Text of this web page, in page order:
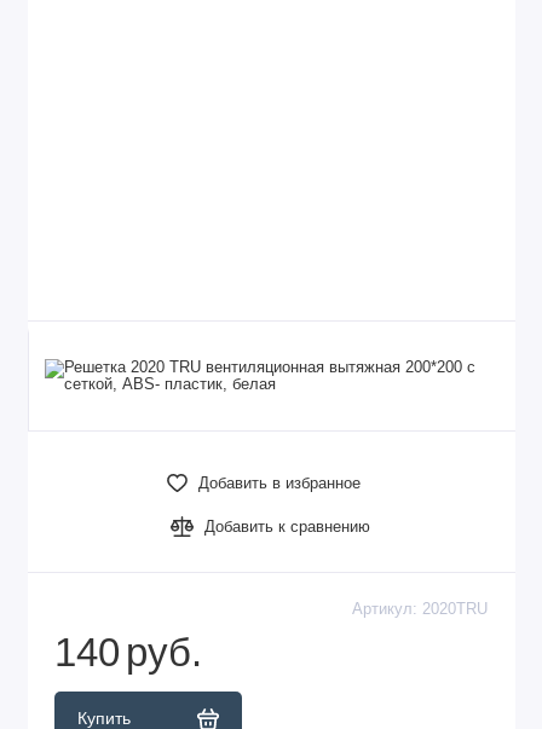
Добавить в избранное
Добавить к сравнению
Артикул: 2020TRU
140 руб.
Купить